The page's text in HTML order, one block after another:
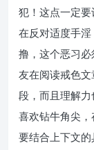
犯！这点一定
在反对适度手
撸，这个恶习
友在阅读戒色
段，而且理解
喜欢钻牛角尖
要结合上下文